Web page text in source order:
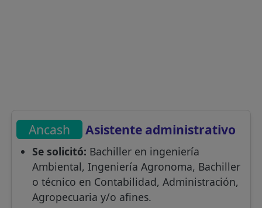
Ancash Asistente administrativo
Se solicitó: Bachiller en ingeniería
Ambiental, Ingeniería Agronoma, Bachiller
o técnico en Contabilidad, Administración,
Agropecuaria y/o afines.